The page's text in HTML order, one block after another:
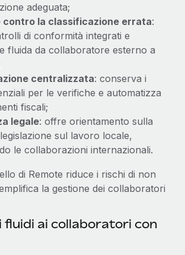
adeguata;
contro la classificazione errata:
di conformità integrati e
fluida da collaboratore esterno a
centralizzata: conserva i
per le verifiche e automatizza
fiscali;
legale: offre orientamento sulla
sul lavoro locale,
le collaborazioni internazionali.
di Remote riduce i rischi di non
la gestione dei collaboratori
fluidi ai collaboratori con